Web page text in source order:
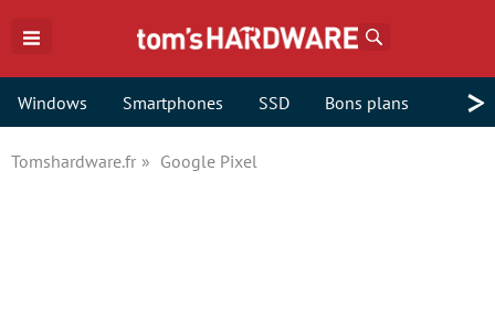
Windows Smartphones SSD Bons plans >
Tomshardware.fr Google Pixel